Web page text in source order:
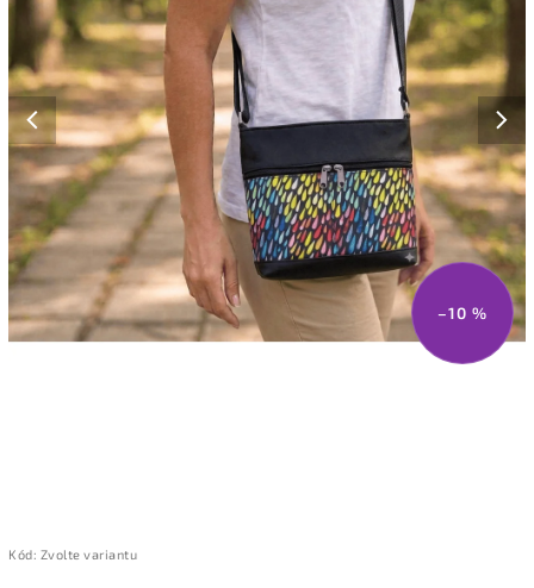
–10 %
Kód: Zvolte variantu